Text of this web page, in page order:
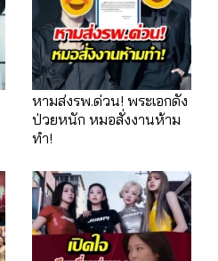
หามส่งรพ.ด่วน! พระเอกดัง
ป่วยหนัก หมอสั่งงานห้าม
ทำ!